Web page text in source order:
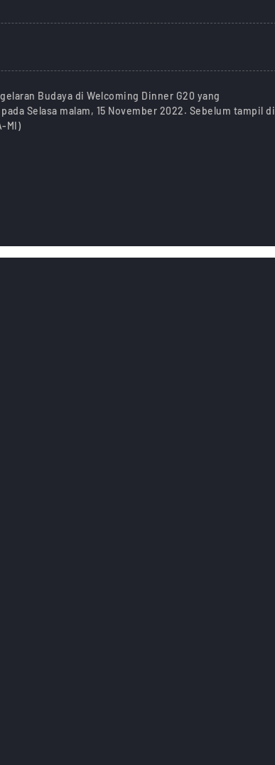
Budaya di Welcoming Dinner G20 yang
Selasa malam, 15 November 2022. Sebelum tampil di
MI)